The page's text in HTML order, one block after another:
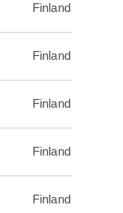
Finland
Finland
Finland
Finland
Finland